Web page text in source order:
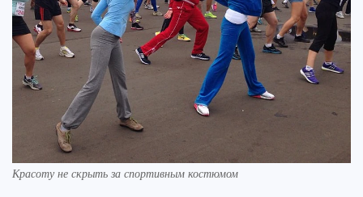
Красоту не скрыть за спортивным костюмом